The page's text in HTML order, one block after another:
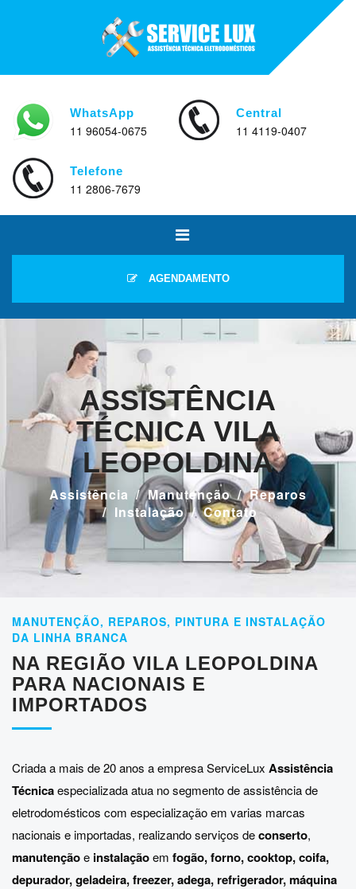
WhatsApp
11 96054-0675
Central
11 4119-0407
Telefone
11 2806-7679
AGENDAMENTO
ASSISTÊNCIA
TÉCNICA VILA
LEOPOLDINA
Assistência Manutenção
Reparos
Instalação
Contato
MANUTENÇÃO, REPAROS, PINTURA E INSTALAÇÃO
DA LINHA BRANCA
NA REGIÃO VILA LEOPOLDINA
PARA NACIONAIS E
IMPORTADOS
Criada a mais de 20 anos a empresa ServiceLux Assistência
Técnicaespecializada atua no segmento de assistência de
eletrodomésticos com especialização em varias marcas
nacionais e importadas, realizando serviços deconserto,
manutençãoe instalaçãoem fogão, forno, cooktop, coifa,
depurador, geladeira, freezer, adega, refrigerador, máquina